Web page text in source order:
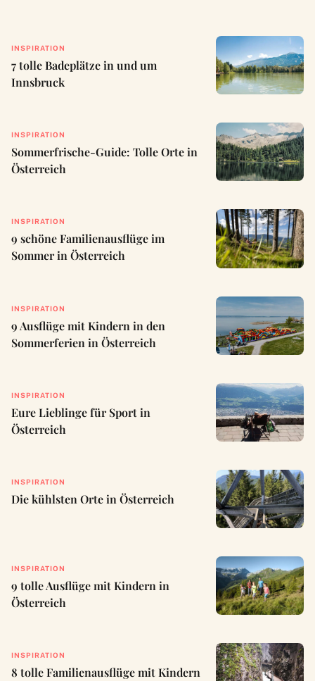
INSPIRATION
7 tolle Badeplätze in und um
Innsbruck
INSPIRATION
Sommerfrische-Guide: Tolle Orte in
Österreich
INSPIRATION
9 schöne Familienausflüge im
Sommer in Österreich
INSPIRATION
9 Ausflüge mit Kindern in den
Sommerferien in Österreich
INSPIRATION
Eure Lieblinge für Sport in
Österreich
INSPIRATION
Die kühlsten Orte in Österreich
INSPIRATION
9 tolle Ausflüge mit Kindern in
Österreich
INSPIRATION
8 tolle Familienausflüge mit Kindern